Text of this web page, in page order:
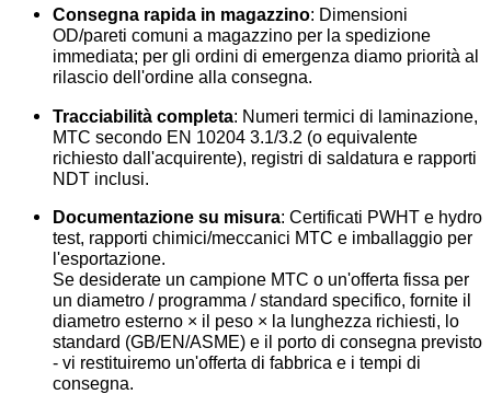
Consegna rapida in magazzino: Dimensioni
OD/pareti comuni a magazzino per la spedizione
immediata; per gli ordini di emergenza diamo priorità al
rilascio dell'ordine alla consegna.
Tracciabilità completa: Numeri termici di laminazione,
MTC secondo EN 10204 3.1/3.2 (o equivalente
richiesto dall'acquirente), registri di saldatura e rapporti
NDT inclusi.
Documentazione su misura: Certificati PWHT e hydro
test, rapporti chimici/meccanici MTC e imballaggio per
l'esportazione.
Se desiderate un campione MTC o un'offerta fissa per
un diametro / programma / standard specifico, fornite il
diametro esterno × il peso × la lunghezza richiesti, lo
standard (GB/EN/ASME) e il porto di consegna previsto
- vi restituiremo un'offerta di fabbrica e i tempi di
consegna.